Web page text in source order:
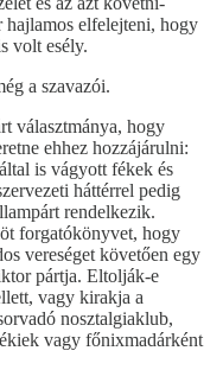
hajlamos elfelejteni, hogy
volt esély.
a szavazói.
választmánya, hogy
ehhez hozzájárulni:
is vágyott fékek és
háttérrel pedig
rendelkezik.
forgatókönyvet, hogy
vereséget követően egy
pártja. Eltolják-e
vagy kirakja a
nosztalgiaklub,
vagy főnixmadárként